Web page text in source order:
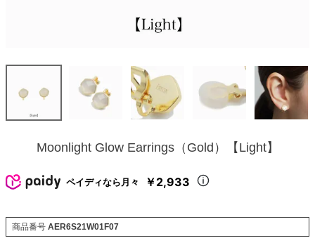
Moonlight Glow Earrings（Gold）【Light】
ペイディなら月々 ￥2,933
商品番号 AER6S21W01F07